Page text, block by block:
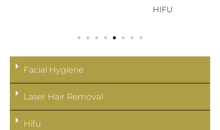
Facial Hygiene
Laser Hair Removal
Hifu